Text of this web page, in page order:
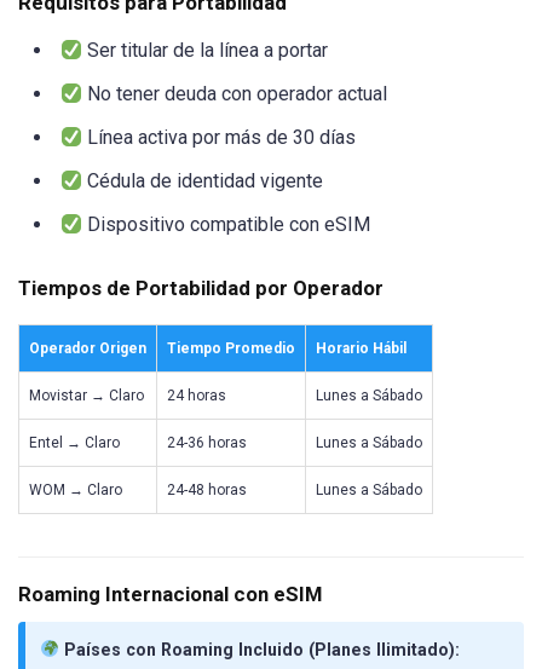
Ser titular de la línea a portar
No tener deuda con operador actual
Línea activa por más de 30 días
Cédula de identidad vigente
Dispositivo compatible con eSIM
Tiempos de Portabilidad por Operador
Operador Origen Tiempo Promedio Horario Hábil
Movistar → Claro 24 horas Lunes a Sábado
Entel → Claro 24-36 horas Lunes a Sábado
WOM → Claro 24-48 horas Lunes a Sábado
Roaming Internacional con eSIM
Países con Roaming Incluido (Planes Ilimitado):